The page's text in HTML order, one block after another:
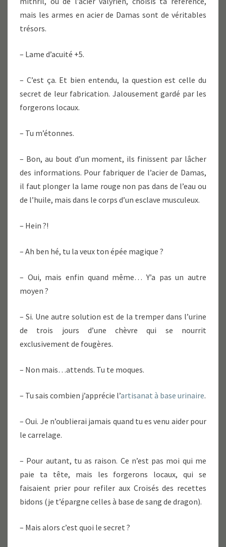
mais les armes en acier de Damas sont de véritables
trésors.
– Lame d’acuité +5.
– C’est ça. Et bien entendu, la question est celle du
secret de leur fabrication. Jalousement gardé par les
forgerons locaux.
– Tu m’étonnes.
– Bon, au bout d’un moment, ils finissent par lâcher
des informations. Pour fabriquer de l’acier de Damas,
il faut plonger la lame rouge non pas dans de l’eau ou
de l’huile, mais dans le corps d’un esclave musculeux.
– Hein ?!
– Ah ben hé, tu la veux ton épée magique ?
– Oui, mais enfin quand même… Y’a pas un autre
moyen ?
– Si. Une autre solution est de la tremper dans l’urine
de trois jours d’une chèvre qui se nourrit
exclusivement de fougères.
– Non mais…attends. Tu te moques.
– Tu sais combien j’apprécie l’artisanat à base urinaire.
– Oui. Je n’oublierai jamais quand tu es venu aider pour
le carrelage.
– Pour autant, tu as raison. Ce n’est pas moi qui me
paie ta tête, mais les forgerons locaux, qui se
faisaient prier pour refiler aux Croisés des recettes
bidons (je t’épargne celles à base de sang de dragon).
– Mais alors c’est quoi le secret ?